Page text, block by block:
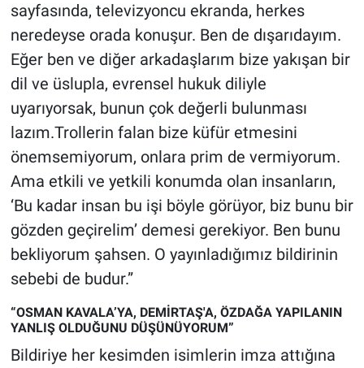
sayfasında, televizyoncu ekranda, herkes
neredeyse orada konuşur. Ben de dışarıdayım.
Eğer ben ve diğer arkadaşlarım bize yakışan bir
dil ve üslupla, evrensel hukuk diliyle
uyarıyorsak, bunun çok değerli bulunması
lazım.Trollerin falan bize küfür etmesini
önemsemiyorum, onlara prim de vermiyorum.
Ama etkili ve yetkili konumda olan insanların,
‘Bu kadar insan bu işi böyle görüyor, biz bunu bir
gözden geçirelim’ demesi gerekiyor. Ben bunu
bekliyorum şahsen. O yayınladığımız bildirinin
sebebi de budur.”
“OSMAN KAVALA’YA, DEMİRTAŞ'A, ÖZDAĞA YAPILANIN
YANLIŞ OLDUĞUNU DÜŞÜNÜYORUM”
Bildiriye her kesimden isimlerin imza attığına